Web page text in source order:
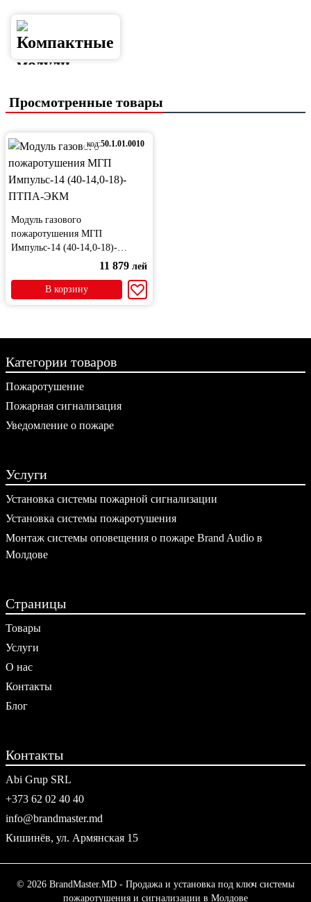
Просмотренные товары
код:50.1.01.0010
Модуль газового
пожаротушения МГП
Импульс-14 (40-14,0-18)-
11 879 лей
В корзину
Категории товаров
Пожаротушение
Пожарная сигнализация
Уведомление о пожаре
Услуги
Установка системы пожарной сигнализации
Установка системы пожаротушения
Монтаж системы оповещения о пожаре Brand Audio в
Молдове
Страницы
Товары
Услуги
О нас
Контакты
Блог
Контакты
Abi Grup SRL
+373 62 02 40 40
info@brandmaster.md
Кишинёв, ул. Армянская 15
© 2026 BrandMaster.MD - Продажа и установка под ключ системы
пожаротушения и сигнализации в Молдове